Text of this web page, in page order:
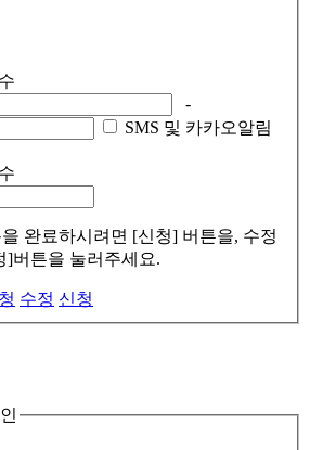
-
SMS 및 카카오알림
완료하시려면 [신청] 버튼을, 수정
]버튼을 눌러주세요.
수정 신청